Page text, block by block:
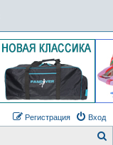
Вход
Регистрация